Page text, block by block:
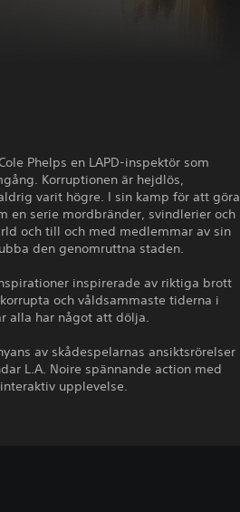
Phelps en LAPD-inspektör som
Korruptionen är hejdlös,
varit högre. I sin kamp för att göra
en serie mordbränder, svindlerier och
och till och med medlemmar av sin
den genomruttna staden.
inspirerade av riktiga brott
och våldsammaste tiderna i
alla har något att dölja.
av skådespelarnas ansiktsrörelser
L.A. Noire spännande action med
upplevelse.